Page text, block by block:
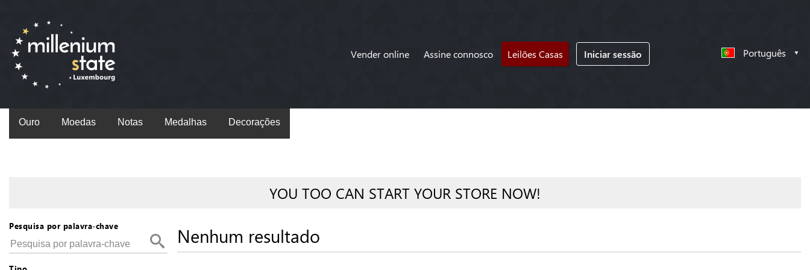
Vender online Assine connosco Leilões Casas Iniciar sessão Português
Ouro Moedas Notas Medalhas Decorações
YOU TOO CAN START YOUR STORE NOW!
Pesquisa por palavra-chave Nenhum resultado